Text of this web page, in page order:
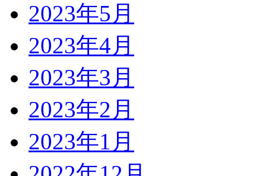
2023年5月
2023年4月
2023年3月
2023年2月
2023年1月